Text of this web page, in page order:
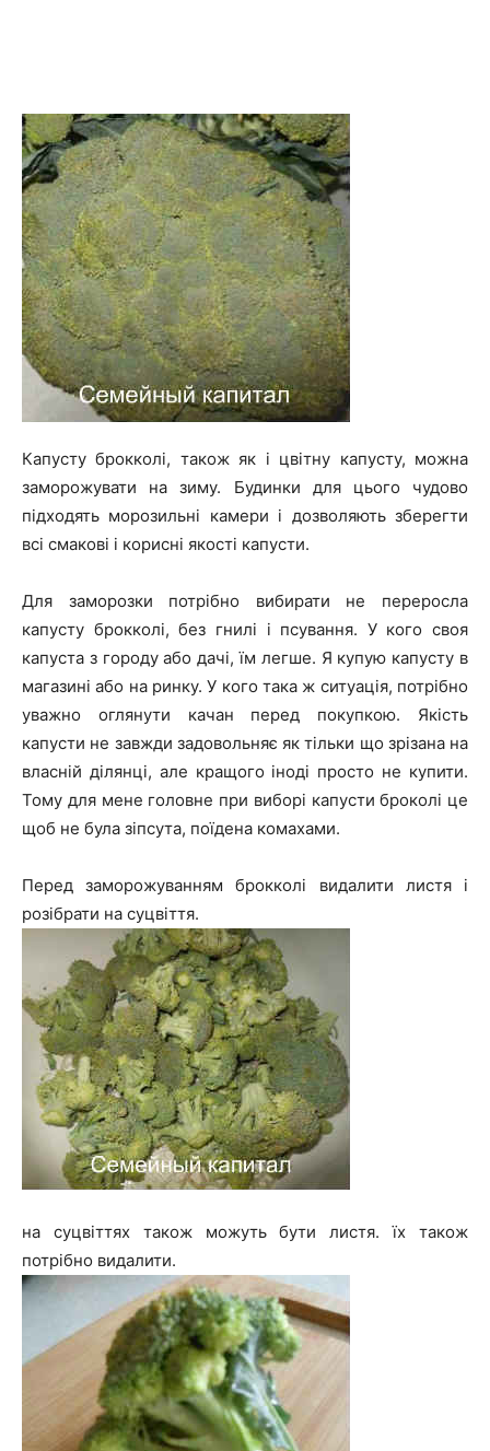
Капусту брокколі, також як і цвітну капусту, можна
заморожувати на зиму. Будинки для цього чудово
підходять морозильні камери і дозволяють зберегти
всі смакові і корисні якості капусти.
Для заморозки потрібно вибирати не переросла
капусту брокколі, без гнилі і псування. У кого своя
капуста з городу або дачі, їм легше. Я купую капусту в
магазині або на ринку. У кого така ж ситуація, потрібно
уважно оглянути качан перед покупкою. Якість
капусти не завжди задовольняє як тільки що зрізана на
власній ділянці, але кращого іноді просто не купити.
Тому для мене головне при виборі капусти броколі це
щоб не була зіпсута, поїдена комахами.
Перед заморожуванням брокколі видалити листя і
розібрати на суцвіття.
на суцвіттях також можуть бути листя. їх також
потрібно видалити.